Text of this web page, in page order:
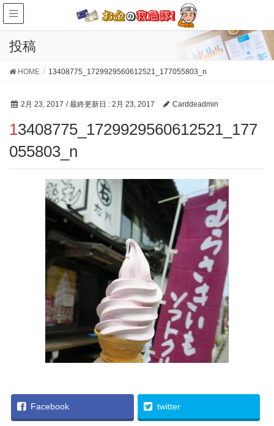
投稿
HOME 13408775_1729929560612521_177055803_n
2月 23, 2017 / 最終更新日 : 2月 23, 2017 Carddeadmin
13408775_1729929560612521_177
055803_n
Facebook twitter